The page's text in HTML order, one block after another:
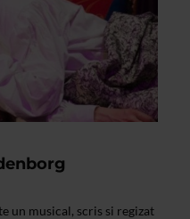
un musical, scris si regizat